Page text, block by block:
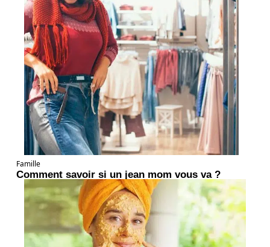
Famille
Comment savoir si un jean mom vous va ?